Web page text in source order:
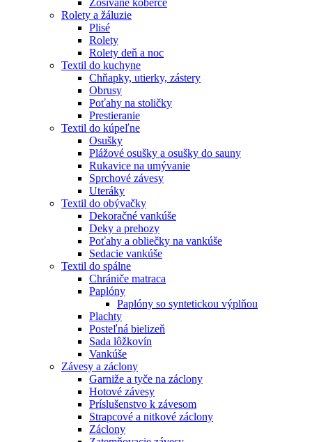
Rolety a žáluzie
Plisé
Rolety
Rolety deň a noc
Textil do kuchyne
Chňapky, utierky, zástery
Obrusy
Poťahy na stoličky
Prestieranie
Textil do kúpeľne
Osušky
Plážové osušky a osušky do sauny
Rukavice na umývanie
Sprchové závesy
Uteráky
Textil do obývačky
Dekoračné vankúše
Deky a prehozy
Poťahy a obliečky na vankúše
Sedacie vankúše
Textil do spálne
Chrániče matraca
Paplóny
Paplóny so syntetickou výplňou
Plachty
Posteľná bielizeň
Sada lôžkovín
Vankúše
Závesy a záclony
Garniže a tyče na záclony
Hotové závesy
Príslušenstvo k závesom
Strapcové a nitkové záclony
Záclony